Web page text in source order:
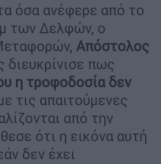
όσα ανέφερε από το
των Δελφών, ο
Απόστολος
διευκρίνισε πως
η τροφοδοσία δεν
τις απαιτούμενες
από την
ότι η εικόνα αυτή
δεν έχει